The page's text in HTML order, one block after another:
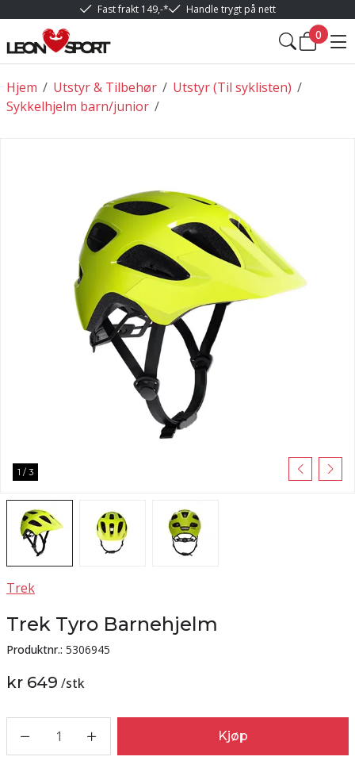
Fast frakt 149,-* Handle trygt på nett
0
/
Hjem /
Utstyr & Tilbehør /
Utstyr (Til syklisten)
/
Sykkelhjelm barn/junior
1 / 3
Trek
Trek Tyro Barnehjelm
Produktnr.: 5306945
kr 649 /stk
1 Kjøp